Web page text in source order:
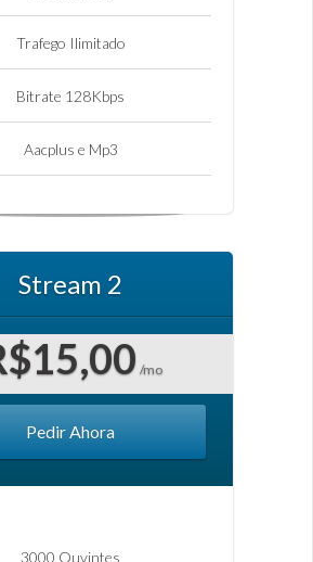
Trafego Ilimitado
Bitrate 128Kbps
Aacplus e Mp3
Stream 2
/mo
Pedir Ahora
3000 Ouvintes